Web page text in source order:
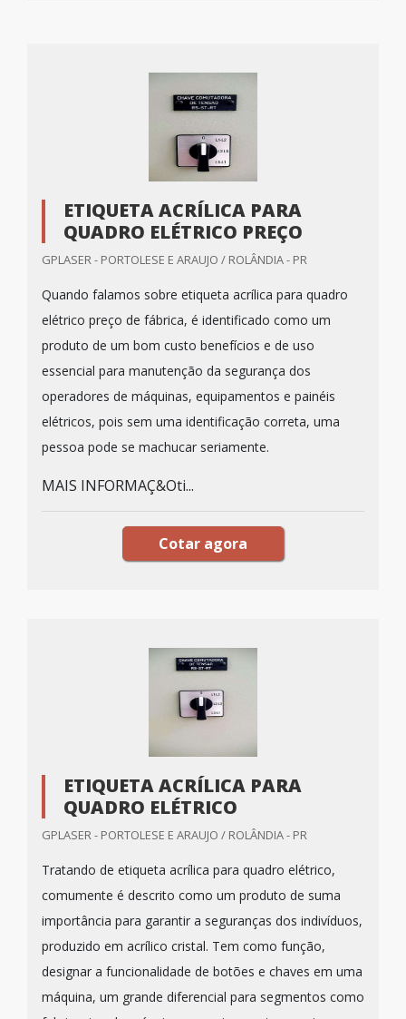
ETIQUETA ACRÍLICA PARA
QUADRO ELÉTRICO PREÇO
GPLASER - PORTOLESE E ARAUJO / ROLÂNDIA - PR
Quando falamos sobre etiqueta acrílica para quadro
elétrico preço de fábrica, é identificado como um
produto de um bom custo benefícios e de uso
essencial para manutenção da segurança dos
operadores de máquinas, equipamentos e painéis
elétricos, pois sem uma identificação correta, uma
pessoa pode se machucar seriamente.
MAIS INFORMAÇ&Oti...
Cotar agora
ETIQUETA ACRÍLICA PARA
QUADRO ELÉTRICO
GPLASER - PORTOLESE E ARAUJO / ROLÂNDIA - PR
Tratando de etiqueta acrílica para quadro elétrico,
comumente é descrito como um produto de suma
importância para garantir a seguranças dos indivíduos,
produzido em acrílico cristal. Tem como função,
designar a funcionalidade de botões e chaves em uma
máquina, um grande diferencial para segmentos como